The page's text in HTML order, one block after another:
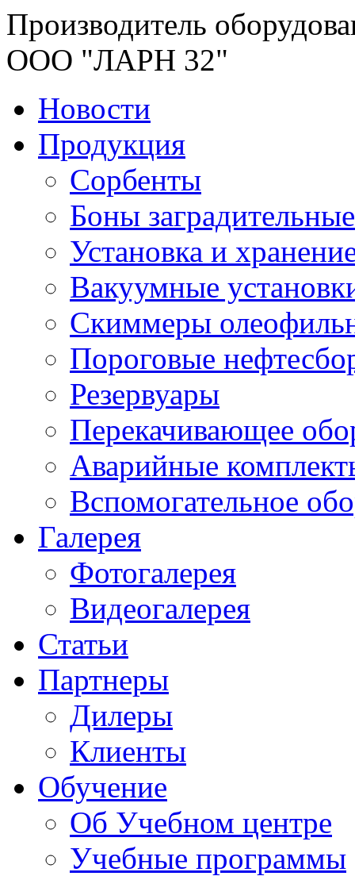
Производитель
ООО "ЛАРН 32"
Новости
Продукция
Сорбенты
Боны заградительные
Установка и
Вакуумные
Скиммеры
Пороговые
Резервуары
Перекачивающее
Аварийные
Вспомогательное
Галерея
Фотогалерея
Видеогалерея
Статьи
Партнеры
Дилеры
Клиенты
Обучение
Об Учебном центре
Учебные программы